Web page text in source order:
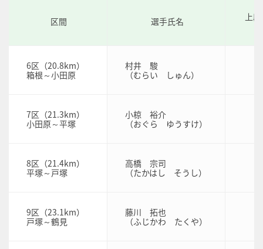
区間 選手氏名
上
6区（20.8km）
箱根～小田原
村井 駿
（むらい しゅん）
7区（21.3km）
小田原～平塚
小椋 裕介
（おぐら ゆうすけ）
8区（21.4km）
平塚～戸塚
高橋 宗司
（たかはし そうし）
9区（23.1km）
戸塚～鶴見
藤川 拓也
（ふじかわ たくや）